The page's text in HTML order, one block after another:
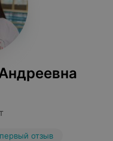
отзыв